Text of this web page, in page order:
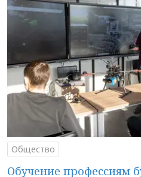
Общество
Обучение профессиям